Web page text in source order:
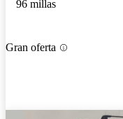
96 millas
Gran oferta